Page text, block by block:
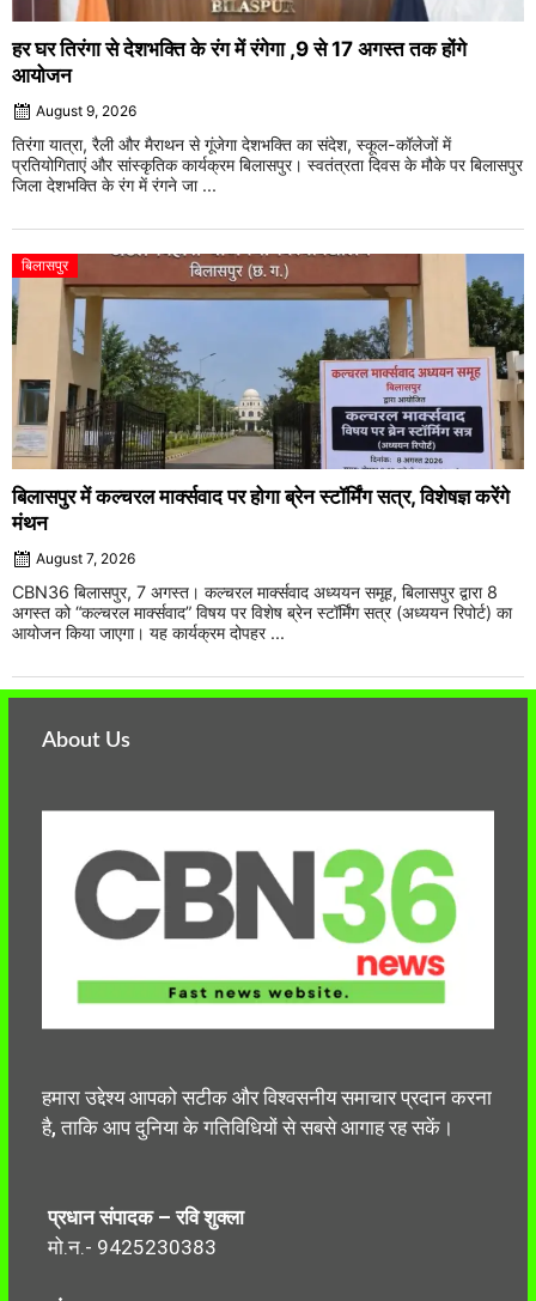
हर घर तिरंगा से देशभक्ति के रंग में रंगेगा ,9 से 17 अगस्त तक होंगे
आयोजन
August 9, 2026
तिरंगा यात्रा, रैली और मैराथन से गूंजेगा देशभक्ति का संदेश, स्कूल-कॉलेजों में
प्रतियोगिताएं और सांस्कृतिक कार्यक्रम बिलासपुर। स्वतंत्रता दिवस के मौके पर बिलासपुर
जिला देशभक्ति के रंग में रंगने जा ...
बिलासपुर
बिलासपुर में कल्चरल मार्क्सवाद पर होगा ब्रेन स्टॉर्मिंग सत्र, विशेषज्ञ करेंगे
मंथन
August 7, 2026
CBN36 बिलासपुर, 7 अगस्त। कल्चरल मार्क्सवाद अध्ययन समूह, बिलासपुर द्वारा 8
अगस्त को “कल्चरल मार्क्सवाद” विषय पर विशेष ब्रेन स्टॉर्मिंग सत्र (अध्ययन रिपोर्ट) का
आयोजन किया जाएगा। यह कार्यक्रम दोपहर ...
About Us
हमारा उद्देश्य आपको सटीक और विश्वसनीय समाचार प्रदान करना
है, ताकि आप दुनिया के गतिविधियों से सबसे आगाह रह सकें।
प्रधान संपादक – रवि शुक्ला
मो.न.- 9425230383